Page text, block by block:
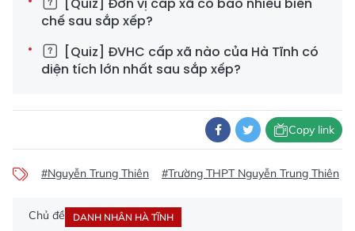
chế sau sắp xếp?
[Quiz] ĐVHC cấp xã nào của Hà Tĩnh có
diện tích lớn nhất sau sắp xếp?
Copy link
#Nguyễn Trung Thiên #Trường THPT Nguyễn Trung Thiên
Chủ đề DANH NHÂN HÀ TĨNH